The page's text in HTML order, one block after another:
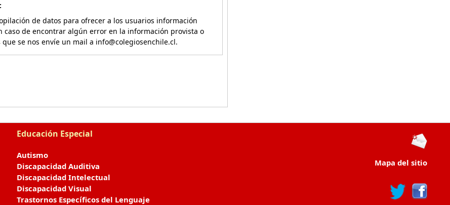
de datos para ofrecer a los usuarios información
caso de encontrar algún error en la información provista o
se nos envíe un mail a info@colegiosenchile.cl.
Educación Especial
Autismo
Discapacidad Auditiva
Discapacidad Intelectual
Discapacidad Visual
Trastornos Específicos del Lenguaje
Mapa del sitio